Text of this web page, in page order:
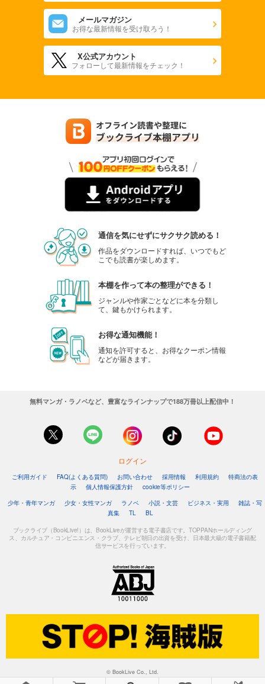
メールマガジン
お得な最新情報を受け取ろう！
X公式アカウント
フォローして最新情報をチェック！
通信を気にせずにサクサク読める！
作品をダウンロードすれば、いつでもど
こでも読書が楽しめます。
本棚を作って本の整理ができる！
ジャンルや作家ごとなどに本を分類し
て、鍵もかけられます。
お得な通知機能！
通知を許可すると、お得なクーポン情報
などが届きます。
無料マンガ・ラノベなど、豊富なラインナップで188万冊以上配信中！
ログイン
ご利用ガイド FAQ(よくある質問) お問い合わせ 採用情報 利用規約
特商法の表
示
個人情報保護方針
cookie等ポリシー
少年・青年マンガ
少女・女性マンガ ラノベ 小説・文芸 ビジネス・実用
雑誌・写
真集
TL BL
ブックライブ（BookLive!）は、BookLiveが運営する電子書店です。TOPPANホールディング
ス、カルチュア・コンビニエンス・クラブ、テレビ朝日の出資を受け、日本最大級の電子書籍配
信サービスを行っています。
© BookLive Co., Ltd.